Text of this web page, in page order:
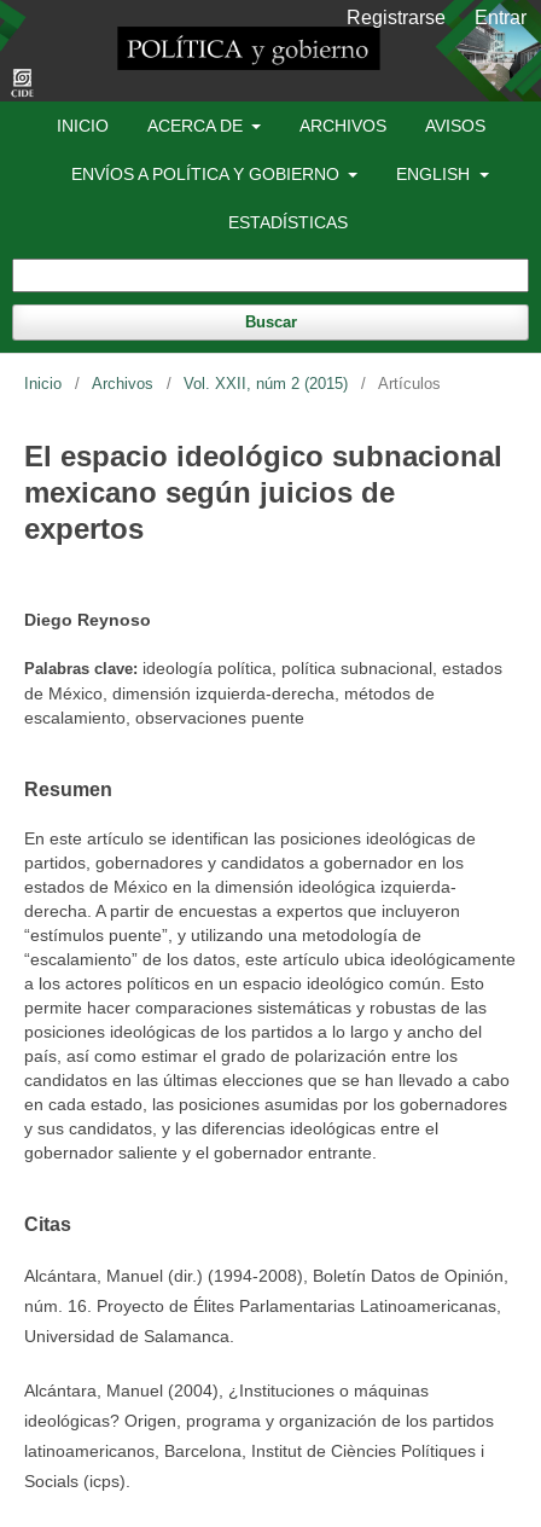
INICIO ACERCA DE ARCHIVOS AVISOS
ENVÍOS A POLÍTICA Y GOBIERNO ENGLISH
ESTADÍSTICAS
Buscar
Registrarse Entrar
Inicio / Archivos / Vol. XXII, núm 2 (2015) / Artículos
El espacio ideológico subnacional
mexicano según juicios de
expertos
Diego Reynoso
Palabras clave: ideología política, política subnacional, estados
de México, dimensión izquierda-derecha, métodos de
escalamiento, observaciones puente
Resumen
En este artículo se identifican las posiciones ideológicas de
partidos, gobernadores y candidatos a gobernador en los
estados de México en la dimensión ideológica izquierda-
derecha. A partir de encuestas a expertos que incluyeron
“estímulos puente”, y utilizando una metodología de
“escalamiento” de los datos, este artículo ubica ideológicamente
a los actores políticos en un espacio ideológico común. Esto
permite hacer comparaciones sistemáticas y robustas de las
posiciones ideológicas de los partidos a lo largo y ancho del
país, así como estimar el grado de polarización entre los
candidatos en las últimas elecciones que se han llevado a cabo
en cada estado, las posiciones asumidas por los gobernadores
y sus candidatos, y las diferencias ideológicas entre el
gobernador saliente y el gobernador entrante.
Citas
Alcántara, Manuel (dir.) (1994-2008), Boletín Datos de Opinión,
núm. 16. Proyecto de Élites Parlamentarias Latinoamericanas,
Universidad de Salamanca.
Alcántara, Manuel (2004), ¿Instituciones o máquinas
ideológicas? Origen, programa y organización de los partidos
latinoamericanos, Barcelona, Institut de Ciències Polítiques i
Socials (icps).